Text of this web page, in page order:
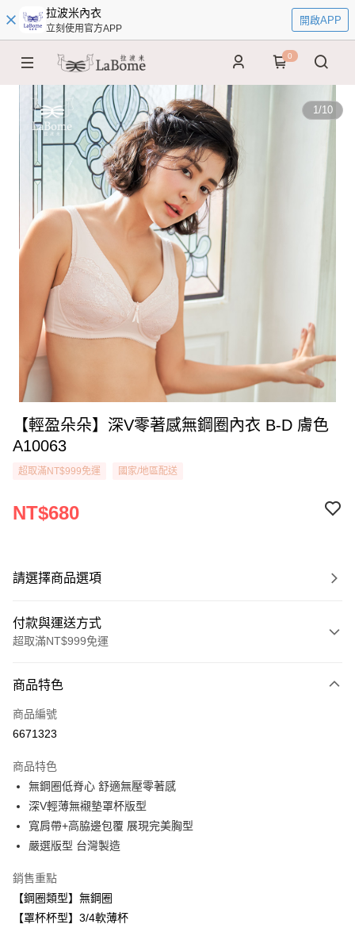
拉波米內衣
立刻使用官方APP
開啟APP
0
1/10
【輕盈朵朵】深V零著感無鋼圈內衣 B-D 膚色
A10063
超取滿NT$999免運 國家/地區配送
NT$680
請選擇商品選項
付款與運送方式
超取滿NT$999免運
信用卡一次付款
超商取貨付款
Apple Pay
悠遊付
全盈+PAY
AFTEE先享後付
相關說明
【關於「AFTEE先享後付」】
AFTEE先享後付是「在收到商品之後才付款」的支付方式。 讓您購物簡單
ATM付款
商品特色
商品編號
6671323
商品特色
無鋼圈低脊心 舒適無壓零著感
深V輕薄無襯墊罩杯版型
寬肩帶+高脇邊包覆 展現完美胸型
嚴選版型 台灣製造
銷售重點
【鋼圈類型】無鋼圈
【罩杯杯型】3/4軟薄杯